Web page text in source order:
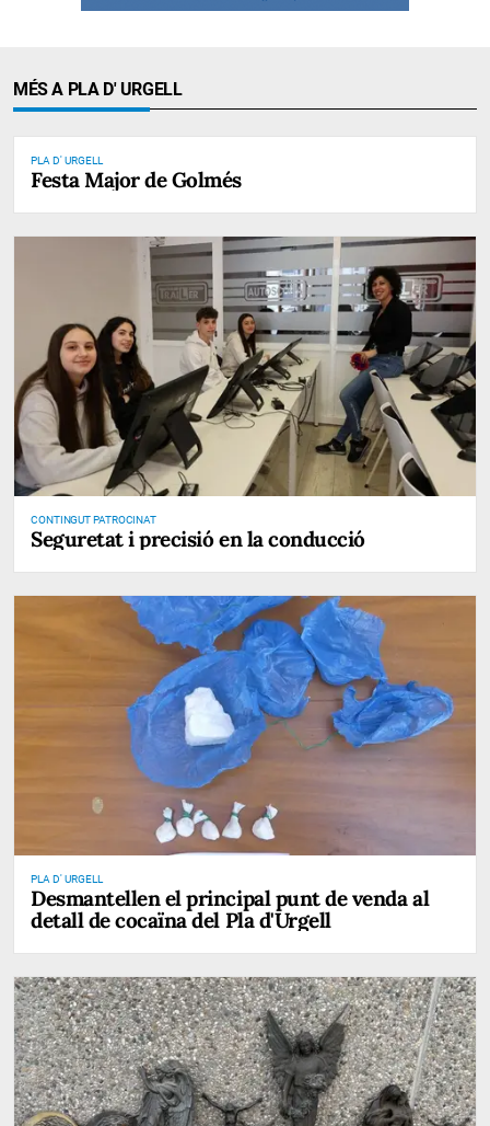
MÉS A PLA D' URGELL
PLA D' URGELL
Festa Major de Golmés
CONTINGUT PATROCINAT
Seguretat i precisió en la conducció
PLA D' URGELL
Desmantellen el principal punt de venda al
detall de cocaïna del Pla d'Urgell